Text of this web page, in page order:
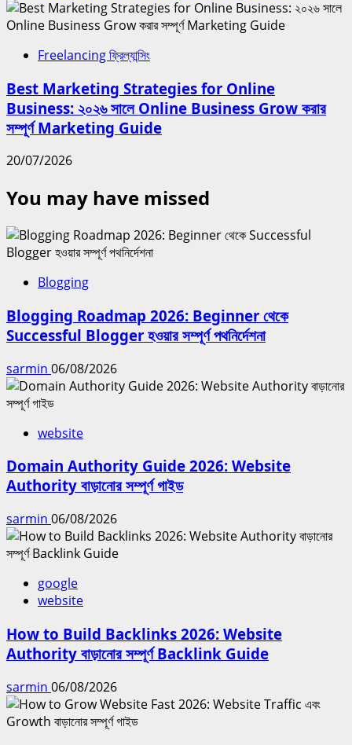
Freelancing ফ্রিল্যান্সিং
Best Marketing Strategies for Online
Business: ২০২৬ সালে Online Business Grow করার
সম্পূর্ণ Marketing Guide
20/07/2026
You may have missed
Blogging
Blogging Roadmap 2026: Beginner থেকে
Successful Blogger হওয়ার সম্পূর্ণ পথনির্দেশনা
sarmin 06/08/2026
website
Domain Authority Guide 2026: Website
Authority বাড়ানোর সম্পূর্ণ গাইড
sarmin 06/08/2026
google
website
How to Build Backlinks 2026: Website
Authority বাড়ানোর সম্পূর্ণ Backlink Guide
sarmin 06/08/2026